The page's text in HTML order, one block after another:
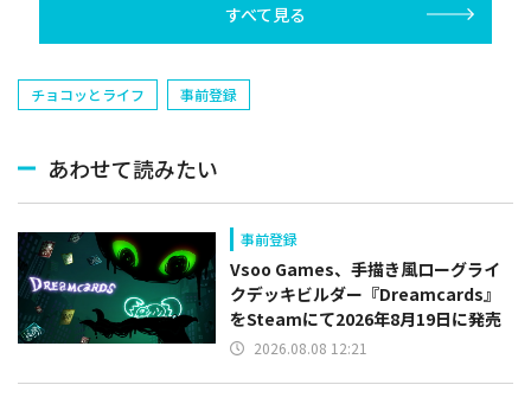
塁手)、持丸泰
捕手)など
すべて見る
チョコッとライフ 事前登録
あわせて読みたい
事前登録
Vsoo Games、手描き風ローグライ
クデッキビルダー『Dreamcards』
をSteamにて2026年8月19日に発売
2026.08.08 12:21